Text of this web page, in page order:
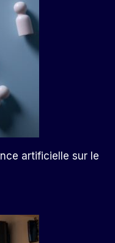
artificielle sur le